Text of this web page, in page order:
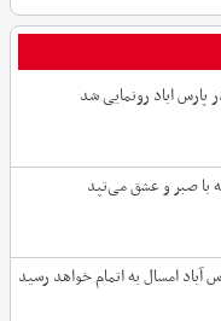
اباد رونمایی شد
با صبر و عشق می‌تپد
آباد امسال به اتمام خواهد رسید